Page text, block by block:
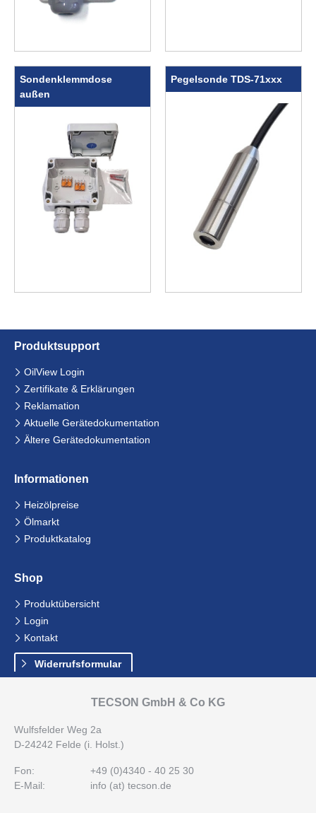
Sondenklemmdose
außen
Pegelsonde TDS-71xxx
Produkt­support
Navigation
überspringen
OilView Login
Zertifikate & Erklärungen
Reklamation
Aktuelle Gerätedokumentation
Ältere Gerätedokumentation
Informationen
Navigation
überspringen
Heizölpreise
Ölmarkt
Produktkatalog
Shop
Navigation
überspringen
Produktübersicht
Login
Kontakt
Widerrufsformular
TECSON GmbH & Co KG
Wulfsfelder Weg 2a
D-24242 Felde (i. Holst.)
Fon:
+49 (0)4340 - 40 25 30
E-Mail:
info (at) tecson.de